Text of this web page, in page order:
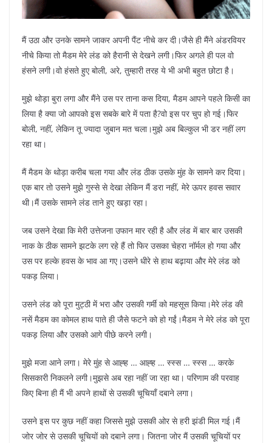
मैं उठा और उनके सामने जाकर अपनी पैंट नीचे कर दी।जैसे ही मैंने अंडरवियर
नीचे किया तो मैडम मेरे लंड को हैरानी से देखने लगी।फिर अगले ही पल वो
हंसने लगी।वो हंसते हुए बोली, अरे, तुम्हारी तरह ये भी अभी बहुत छोटा है।
मुझे थोड़ा बुरा लगा और मैंने उस पर ताना कस दिया, मैडम आपने पहले किसी का
लिया है क्या जो आपको इस सबके बारे में पता है?वो इस पर चुप हो गई।फिर
बोली, नहीं, लेकिन तू ज्यादा जुबान मत चला।मुझे अब बिल्कुल भी डर नहीं लग
रहा था।
मैं मैडम के थोड़ा करीब चला गया और लंड ठीक उसके मुंह के सामने कर दिया।
एक बार तो उसने मुझे गुस्से से देखा लेकिन मैं डरा नहीं, मेरे ऊपर हवस सवार
थी।मैं उसके सामने लंड ताने हुए खड़ा रहा।
जब उसने देखा कि मेरी उत्तेजना उफान मार रही है और लंड में बार बार उसकी
नाक के ठीक सामने झटके लग रहे हैं तो फिर उसका चेहरा नॉर्मल हो गया और
उस पर हल्के हवस के भाव आ गए।उसने धीरे से हाथ बढ़ाया और मेरे लंड को
पकड़ लिया।
उसने लंड को पूरा मुट्ठी में भरा और उसकी गर्मी को महसूस किया।मेरे लंड की
नसें मैडम का कोमल हाथ पाते ही जैसे फटने को हो गईं।मैडम ने मेरे लंड को पूरा
पकड़ लिया और उसको आगे पीछे करने लगी।
मुझे मजा आने लगा। मेरे मुंह से आह्ह … आह्ह … स्स्स … स्स्स … करके
सिसकारी निकलने लगी।मुझसे अब रहा नहीं जा रहा था। परिणाम की परवाह
किए बिना ही मैं भी अपने हाथों से उसकी चूचियाँ दबाने लगा।
उसने इस पर कुछ नहीं कहा जिससे मुझे उसकी ओर से हरी झंडी मिल गई।मैं
जोर जोर से उसकी चूचियों को दबाने लगा। जितना जोर मैं उसकी चूचियों पर